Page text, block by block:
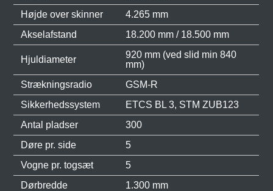
Højde over skinner
4.265 mm
Akselafstand
18.200 mm / 18.500 mm
Hjuldiameter
920 mm (ved slid min 840
mm)
Strækningsradio
GSM-R
Sikkerhedssystem
ETCS BL 3, STM ZUB123
Antal pladser
300
Døre pr. side
5
Vogne pr. togsæt
5
Dørbredde
1.300 mm